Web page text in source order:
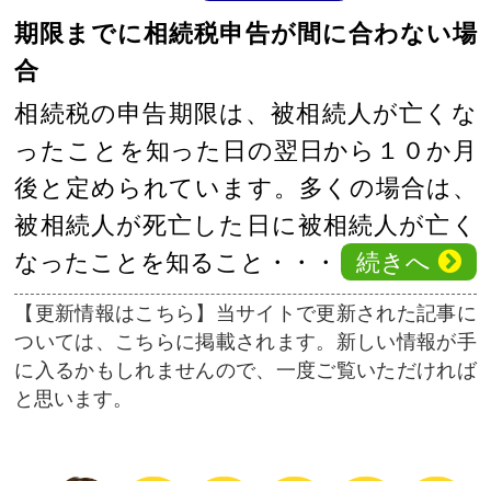
期限までに相続税申告が間に合わない場
合
相続税の申告期限は、被相続人が亡くな
ったことを知った日の翌日から１０か月
後と定められています。多くの場合は、
被相続人が死亡した日に被相続人が亡く
なったことを知ること・・・
続きへ
更新情報はこちら
当サイトで更新された記事に
ついては、こちらに掲載されます。新しい情報が手
に入るかもしれませんので、一度ご覧いただければ
と思います。